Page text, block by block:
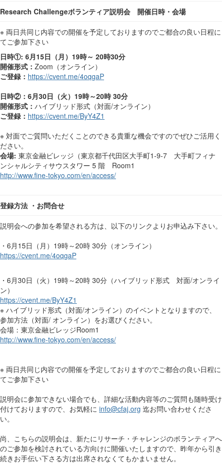
Research Challengeボランティア説明会 開催日時・会場
※ 両日共同じ内容での開催を予定しておりますのでご都合の良い日程に
てご参加下さい
日時①: 6月15日（月）19時～ 20時30分
開催形式： Zoom（オンライン）
ご登録： https://cvent.me/4oqgaP
日時②：6月30日（火）19時～20時 30分
開催形式： ハイブリッド形式（対面/オンライン）
ご登録： https://cvent.me/ByY4Z1
※ 対面でご質問いただくことのできる貴重な機会ですのでぜひご活用く
ださい。
会場: 東京金融ビレッジ（東京都千代田区大手町1-9-7 大手町フィナ
ンシャルシティサウスタワー 5 階 Room1
http://www.fine-tokyo.com/en/access/
登録方法 ・お問合せ
説明会への参加を希望される方は、以下のリンクよりお申込み下さい。
・6月15日（月）19時～20時 30分（オンライン）
https://cvent.me/4oqgaP
・6月30日（火）19時～20時 30分（ハイブリッド形式 対面/オンライ
ン）
https://cvent.me/ByY4Z1
※ ハイブリッド形式（対面/オンライン）のイベントとなりますので、
参加方法（対面/ オンライン）をお選びください。
会場：東京金融ビレッジRoom1
http://www.fine-tokyo.com/en/access/
※ 両日共同じ内容での開催を予定しておりますのでご都合の良い日程に
てご参加下さい
説明会に参加できない場合でも、詳細な活動内容等のご質問も随時受け
付けておりますので、お気軽に info@cfaj.org 迄お問い合わせくださ
い。
尚、こちらの説明会は、新たにリサーチ・チャレンジのボランティアへ
のご参加を検討されている方向けに開催いたしますので、昨年から引き
続きお手伝い下さる方は出席されなくてもかまいません。